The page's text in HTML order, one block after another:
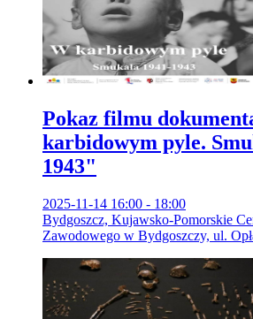
Pokaz filmu
karbidowym pyle.
1943"
2025-11-14 16:00 - 18:00
Bydgoszcz, Kujawsko-Pomorskie
Zawodowego w Bydgoszczy, ul.